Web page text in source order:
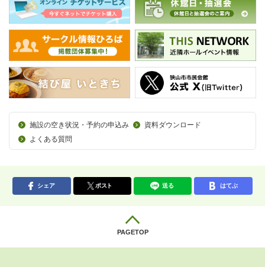
施設の空き状況・予約の申込み
資料ダウンロード
よくある質問
シェア ポスト 送る はてぶ
PAGETOP